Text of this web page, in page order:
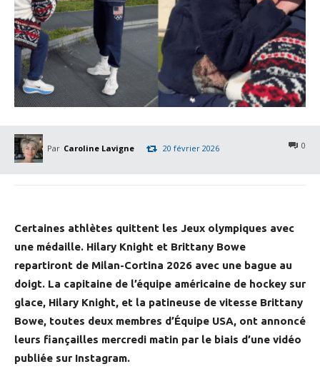
Par Caroline Lavigne 0
20 février 2026
Certaines athlètes quittent les Jeux olympiques avec
une médaille. Hilary Knight et Brittany Bowe
repartiront de Milan-Cortina 2026 avec une bague au
doigt. La capitaine de l’équipe américaine de hockey sur
glace, Hilary Knight, et la patineuse de vitesse Brittany
Bowe, toutes deux membres d’Équipe USA, ont annoncé
leurs fiançailles mercredi matin par le biais d’une vidéo
publiée sur Instagram.